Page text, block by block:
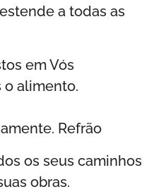
a todas as
em Vós
o alimento.
Refrão
os seus caminhos
obras.